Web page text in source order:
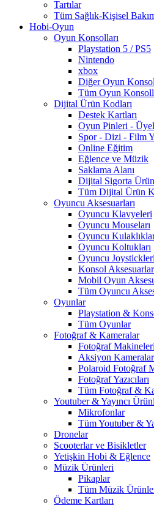
Tartılar
Tüm Sağlık-Kişisel
Hobi-Oyun
Oyun Konsolları
Playstation 5 / PS5
Nintendo
xbox
Diğer Oyun
Tüm Oyun
Dijital Ürün Kodları
Destek Kartları
Oyun Pinleri -
Spor - Dizi - Film
Online Eğitim
Eğlence ve Müzik
Saklama Alanı
Dijital Sigorta
Tüm Dijital Ürün
Oyuncu Aksesuarları
Oyuncu Klavyeleri
Oyuncu Mouseları
Oyuncu
Oyuncu Koltukları
Oyuncu Joystickleri
Konsol
Mobil Oyun
Tüm Oyuncu
Oyunlar
Playstation &
Tüm Oyunlar
Fotoğraf & Kameralar
Fotoğraf Makineleri
Aksiyon
Polaroid Fotoğraf
Fotoğraf Yazıcıları
Tüm Fotoğraf &
Youtuber & Yayıncı
Mikrofonlar
Tüm Youtuber &
Dronelar
Scooterlar ve Bisikletler
Yetişkin Hobi & Eğlence
Müzik Ürünleri
Pikaplar
Tüm Müzik
Ödeme Kartları